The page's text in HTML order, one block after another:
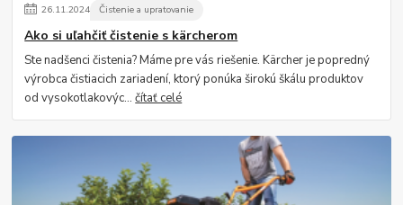
26.11.2024 Čistenie a upratovanie
Ako si uľahčiť čistenie s kärcherom
Ste nadšenci čistenia? Máme pre vás riešenie. Kärcher je popredný
výrobca čistiacich zariadení, ktorý ponúka širokú škálu produktov
od vysokotlakovýc...čítať celé